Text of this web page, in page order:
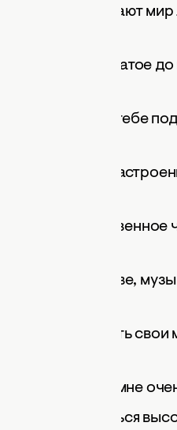
людям делают
доводить начатое
тебе
лед и поднять
есть естественное
вкус в искусстве,
чтобы выразить свои
и слышать, что мне
тебе добиваться